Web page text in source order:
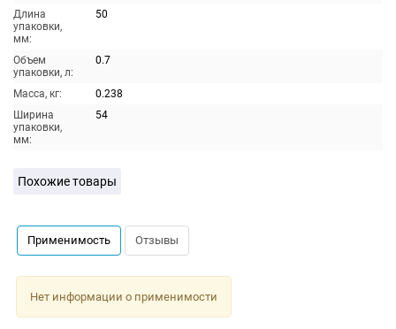
Длина
упаковки,
мм:
50
Объем
упаковки, л:
0.7
Масса, кг:
0.238
Ширина
упаковки,
мм:
54
Похожие товары
Применимость Отзывы
Нет информации о применимости